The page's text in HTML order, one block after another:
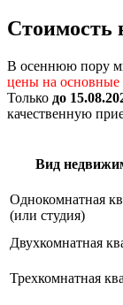
Стоимость
В осеннюю пору
цены на основные
Только до
качественную
Вид
Однокомнатная
(или студия)
Двухкомнатная
Трехкомнатная